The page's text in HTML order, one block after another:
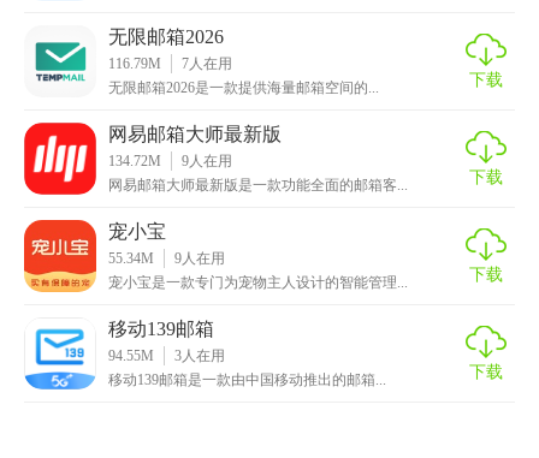
无限邮箱2026
116.79M 7人在用
无限邮箱2026是一款提供海量邮箱空间的...
下载
网易邮箱大师最新版
134.72M 9人在用
网易邮箱大师最新版是一款功能全面的邮箱客...
下载
宠小宝
55.34M 9人在用
宠小宝是一款专门为宠物主人设计的智能管理...
下载
移动139邮箱
94.55M 3人在用
移动139邮箱是一款由中国移动推出的邮箱...
下载